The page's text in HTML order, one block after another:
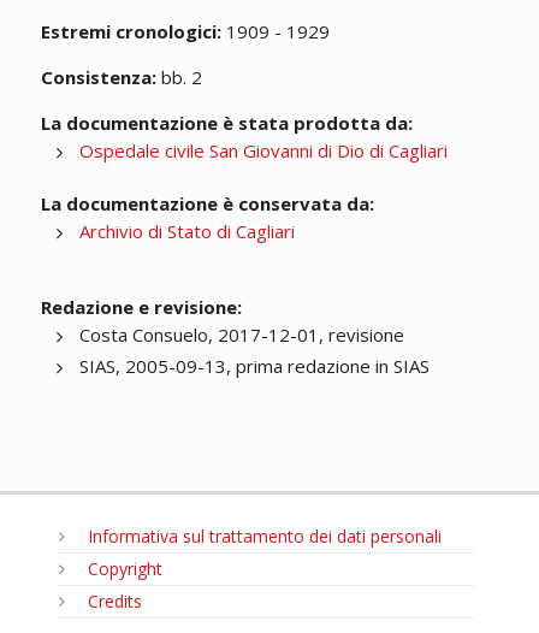
Estremi cronologici:1909 - 1929
Consistenza:bb. 2
La documentazione è stata prodotta da:
Ospedale civile San Giovanni di Dio di Cagliari
La documentazione è conservata da:
Archivio di Stato di Cagliari
Redazione e revisione:
Costa Consuelo, 2017-12-01, revisione
SIAS, 2005-09-13, prima redazione in SIAS
Informativa sul trattamento dei dati personali
Copyright
Credits